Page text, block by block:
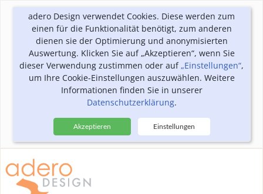
adero Design verwendet Cookies. Diese werden zum
einen für die Funktionalität benötigt, zum anderen
dienen sie der Optimierung und anonymisierten
Auswertung. Klicken Sie auf „Akzeptieren“, wenn Sie
dieser Verwendung zustimmen oder auf„Einstellungen“,
um Ihre Cookie-Einstellungen auszuwählen. Weitere
Informationen finden Sie in unserer
Datenschutzerklärung.
Akzeptieren Einstellungen